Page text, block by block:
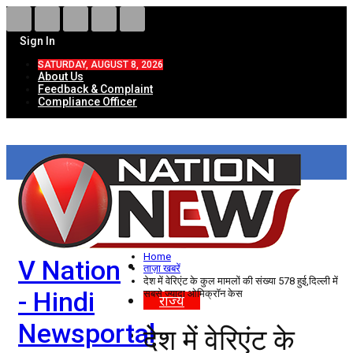
Sign In
SATURDAY, AUGUST 8, 2026
About Us
Feedback & Complaint
Compliance Officer
V Nation
- Hindi
Newsportal
HOME
ताज़ा खबरें
देश
विदेश
राज्य
उत्तर प्रदेश
Home
ताज़ा खबरें
देश में वेरिएंट के कुल मामलों की संख्या 578 हुई,दिल्ली में
सबसे ज्यादा ओमिक्रॉन केस
देश में वेरिएंट के